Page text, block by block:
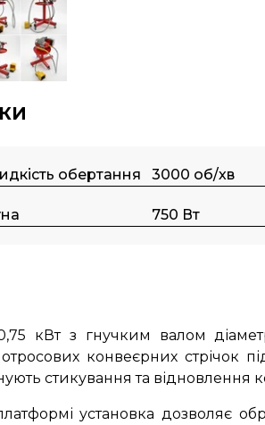
обертання 3000 об/хв
750 Вт
кВтз гнучким валом д
конвеєрних стрічок
стикування та відновлення
установка дозволяє